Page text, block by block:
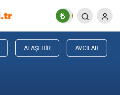
ATAŞEHIR AVCILAR